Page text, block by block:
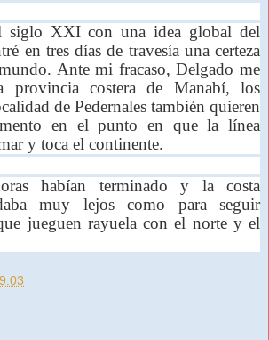
siglo XXI con una idea global del
en tres días de travesía una certeza
Ante mi fracaso, Delgado me
provincia costera de Manabí, los
de Pedernales también quieren
en el punto en que la línea
y toca el continente.
habían terminado y la costa
muy lejos como para seguir
jueguen rayuela con el norte y el
9:03